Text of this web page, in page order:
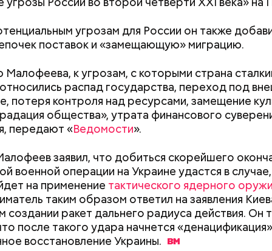
угрозам для России он также
поставок и «замещающую» миграцию.
к угрозам, с которыми страна
распад государства, переход под
потеря контроля над ресурсами, замещение
общества», утрата финансового
передают «Ведомости».
заявил, что добиться скорейшего
военной операции на Украине удастся в
на применение тактического ядерного
таким образом ответил на заявления
создании ракет дальнего радиуса действия. Он
после такого удара начнется
восстановление Украины.
масло;
Как узнать, снесут ли дом по
реновации в Москве: где
Как